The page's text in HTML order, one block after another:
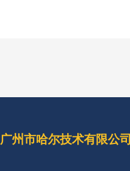
广州市哈尔技术有限公司